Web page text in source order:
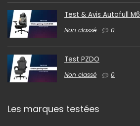
Test & Avis Autofull M6
Non classé 0
Test PZDO
Non classé 0
Les marques testées